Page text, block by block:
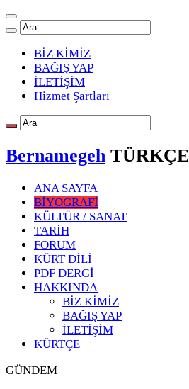
BİZ KİMİZ
BAĞIŞ YAP
İLETİŞİM
Hizmet Şartları
Bernamegeh TÜRKÇE
ANA SAYFA
BİYOGRAFİ
KÜLTÜR / SANAT
TARİH
FORUM
KÜRT DİLİ
PDF DERGİ
HAKKINDA
BİZ KİMİZ
BAĞIŞ YAP
İLETİŞİM
KÜRTÇE
GÜNDEM